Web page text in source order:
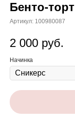
Бенто-
Артикул: 100980087
2 000 руб.
Начинка